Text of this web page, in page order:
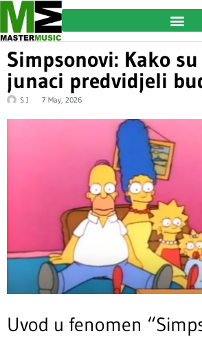
Simpsonovi: Kako
junaci predvidjeli
S J 7 May, 2026
Uvod u fenomen